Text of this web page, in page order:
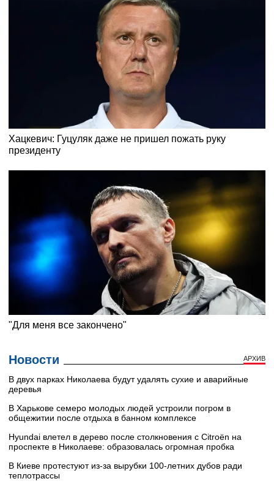
Новости АРХИВ
В двух парках Николаева будут удалять сухие и аварийные
деревья
В Харькове семеро молодых людей устроили погром в
общежитии после отдыха в банном комплексе
Hyundai влетел в дерево после столкновения с Citroën на
проспекте в Николаеве: образовалась огромная пробка
В Киеве протестуют из-за вырубки 100-летних дубов ради
теплотрассы